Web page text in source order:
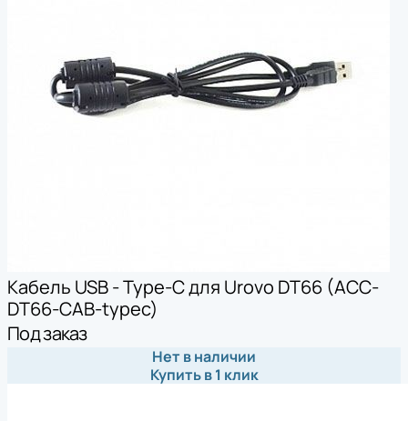
Кабель USB - Type-C для Urovo DT66 (ACC-
DT66-CAB-typec)
Под заказ
Нет в наличии
Купить в 1 клик